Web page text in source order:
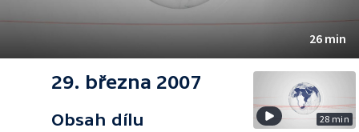
26 min
29. března 2007
Obsah dílu
28 min